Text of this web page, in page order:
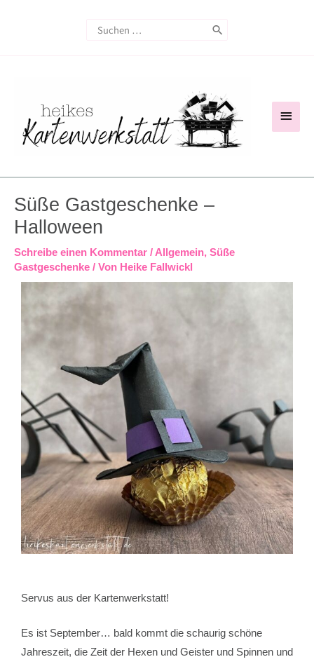
Search
for:
Süße Gastgeschenke –
Halloween
Schreibe einen Kommentar / Allgemein, Süße
Gastgeschenke / Von Heike Fallwickl
Servus aus der Kartenwerkstatt!
Es ist September… bald kommt die schaurig schöne
Jahreszeit, die Zeit der Hexen und Geister und Spinnen und